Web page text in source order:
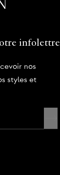
infolettre
nos
styles et